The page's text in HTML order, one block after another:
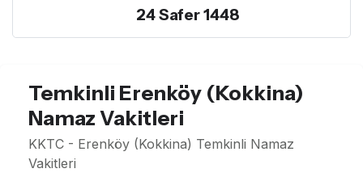
24 Safer 1448
Temkinli Erenköy (Kokkina)
Namaz Vakitleri
KKTC - Erenköy (Kokkina) Temkinli Namaz
Vakitleri